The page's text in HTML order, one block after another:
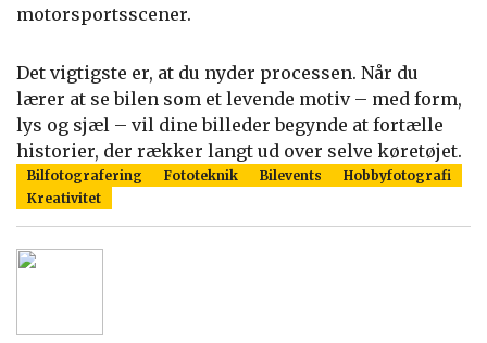
motorsportsscener.
Det vigtigste er, at du nyder processen. Når du
lærer at se bilen som et levende motiv – med form,
lys og sjæl – vil dine billeder begynde at fortælle
historier, der rækker langt ud over selve køretøjet.
Bilfotografering Fototeknik Bilevents
Hobbyfotografi
Kreativitet